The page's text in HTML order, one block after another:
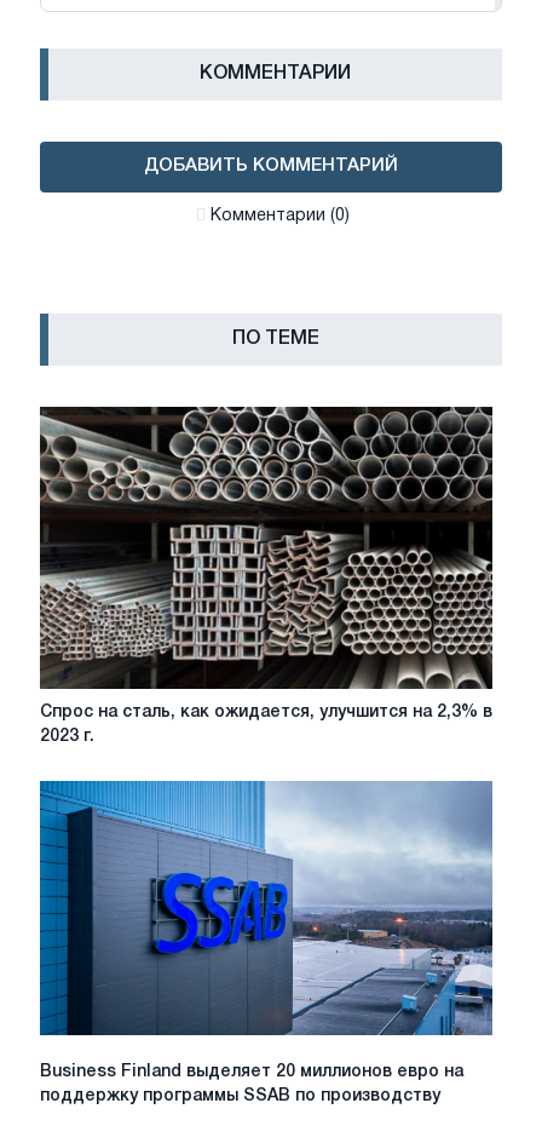
КОММЕНТАРИИ
ДОБАВИТЬ КОММЕНТАРИЙ
Комментарии (0)
ПО ТЕМЕ
Спрос
на
ожидается,
улучшится
на
2,3%
2023
г.
Спрос на сталь, как ожидается, улучшится на 2,3% в
2023 г.
Business
Business Finland выделяет 20 миллионов евро на
поддержку программы SSAB по производству